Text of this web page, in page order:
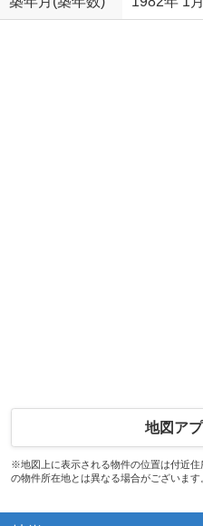
地図ア
※地図上に表示される物件の位置は付近
の物件所在地とは異なる場合がございます